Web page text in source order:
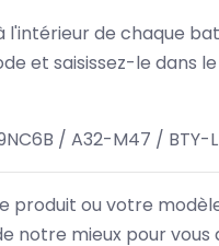
l'intérieur de chaque
et saisissez-le dans
/ A32-M47 / BTY-
produit ou votre
notre mieux pour vous